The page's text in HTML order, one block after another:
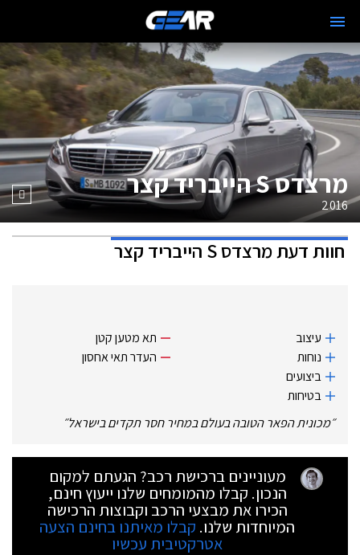
מרצדס S הייבריד קצר
2016
חוות דעתמרצדס S הייבריד קצר
עיצוב
נוחות
ביצועים
בטיחות
תא מטען קטן
העדר תאי אחסון
״מכונית הפאר הטובה בעולם במחיר חסר תקדים בישראל״
מעוניינים ברכישת רכב? הגעתם למקום
הנכון. קבלו מהמומחים שלנו ייעוץ חינם,
הכירו את מבצעי הרכב וקבוצות הרכישה
המיוחדות שלנו. קבלו מאיתנו בחינם הצעה
אטרקטיבית עכשיו